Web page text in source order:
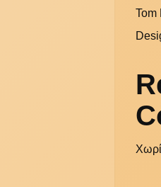
Tom